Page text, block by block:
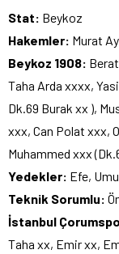
Stat: Beykoz
Hakemler: Murat
Beykoz 1908:
Taha Arda xxxx,
Dk.69 Burak xx ),
xxx, Can Polat xxx,
Muhammed xxx
Yedekler: Efe,
Teknik Sorumlu:
İstanbul
Taha xx, Emir xx,